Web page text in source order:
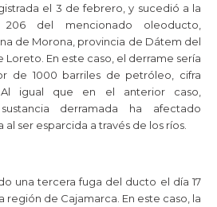
el 3 de febrero, y sucedió a la
del mencionado oleoducto,
de Morona, provincia de Dátem del
Loreto. En este caso, el derrame sería
de 1000 barriles de petróleo, cifra
Al igual que en el anterior caso,
derramada ha afectado
ser esparcida a través de los ríos.
una tercera fuga del ducto el día 17
región de Cajamarca. En este caso, la